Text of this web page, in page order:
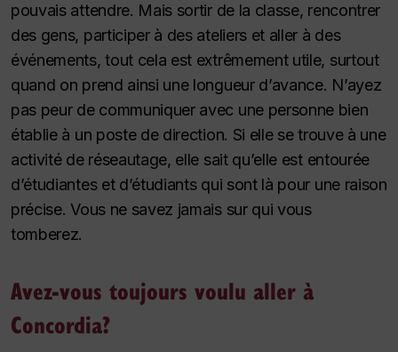
pouvais attendre. Mais sortir de la classe, rencontrer
des gens, participer à des ateliers et aller à des
événements, tout cela est extrêmement utile, surtout
quand on prend ainsi une longueur d’avance. N’ayez
pas peur de communiquer avec une personne bien
établie à un poste de direction. Si elle se trouve à une
activité de réseautage, elle sait qu’elle est entourée
d’étudiantes et d’étudiants qui sont là pour une raison
précise. Vous ne savez jamais sur qui vous
tomberez.
Avez-vous toujours voulu aller à
Concordia?